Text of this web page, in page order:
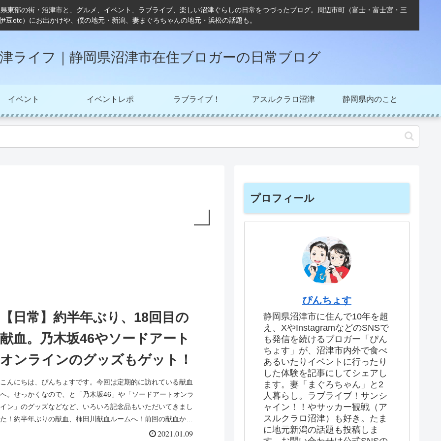
東部の街・沼津市と、グルメ、イベント、ラブライブ、楽しい沼津ぐらしの日常をつづったブログ。周辺市町（富士・富士宮・三
豆etc）にお出かけや、僕の地元・新潟、妻まぐろちゃんの地元・浜松の話題も。
ライフ｜静岡県沼津市在住ブロガーの日常ブログ
イベント イベントレポ ラブライブ！ アスルクラロ沼津 静岡県内のこと
【日常】約半年ぶり、18回目の
献血。乃木坂46やソードアート
オンラインのグッズもゲット！
こんにちは、ぴんちょすです。今回は定期的に訪れている献血
へ。せっかくなので、と「乃木坂46」や「ソードアートオンラ
イン」のグッズなどなど、いろいろ記念品もいただいてきまし
た！約半年ぶりの献血、柿田川献血ルームへ！前回の献血から
2021.01.09
プロフィール
ぴんちょす
静岡県沼津市に住んで10年を超
え、XやInstagramなどのSNSで
も発信を続けるブロガー「ぴん
ちょす」が、沼津市内外で食べ
あるいたりイベントに行ったり
した体験を記事にしてシェアし
ます。妻「まぐろちゃん」と2
人暮らし。ラブライブ！サンシ
ャイン！！やサッカー観戦（ア
スルクラロ沼津）も好き。たま
に地元新潟の話題も投稿しま